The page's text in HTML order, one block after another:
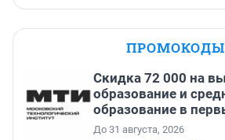
ПРОМОКОДЫ
Скидка 72 000 на
образование и
образование в
До 31 августа, 2026